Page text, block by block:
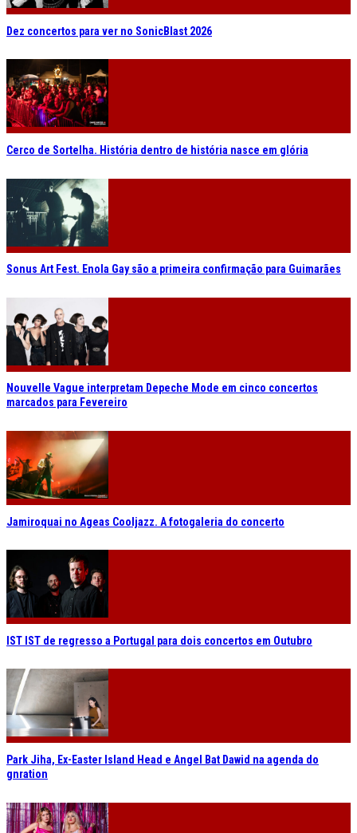
Dez concertos para ver no SonicBlast 2026
Cerco de Sortelha. História dentro de história nasce em glória
Sonus Art Fest. Enola Gay são a primeira confirmação para Guimarães
Nouvelle Vague interpretam Depeche Mode em cinco concertos
marcados para Fevereiro
Jamiroquai no Ageas Cooljazz. A fotogaleria do concerto
IST IST de regresso a Portugal para dois concertos em Outubro
Park Jiha, Ex-Easter Island Head e Angel Bat Dawid na agenda do
gnration